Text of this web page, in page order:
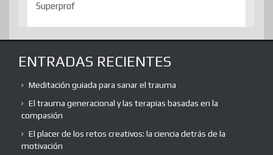
Superprof
ENTRADAS RECIENTES
Meditación guiada para sanar el trauma
El trauma generacional y las terapias basadas en la
compasión
El placer de los retos creativos: la ciencia detrás de la
motivación